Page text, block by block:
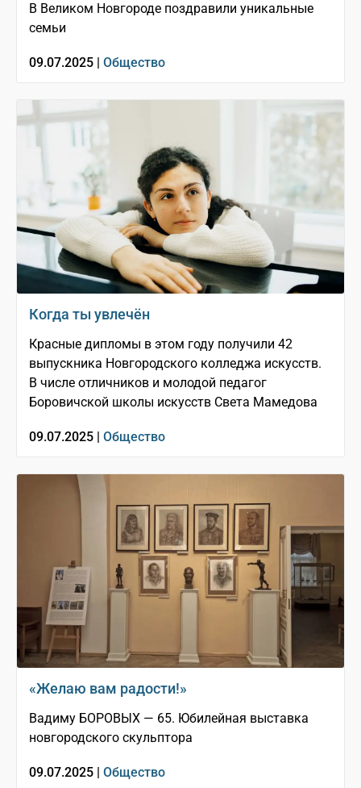
В Великом Новгороде поздравили уникальные
семьи
09.07.2025 | Общество
Когда ты увлечён
Красные дипломы в этом году получили 42
выпускника Новгородского колледжа искусств.
В числе отличников и молодой педагог
Боровичской школы искусств Света Мамедова
09.07.2025 | Общество
«Желаю вам радости!»
Вадиму БОРОВЫХ — 65. Юбилейная выставка
новгородского скульптора
09.07.2025 | Общество